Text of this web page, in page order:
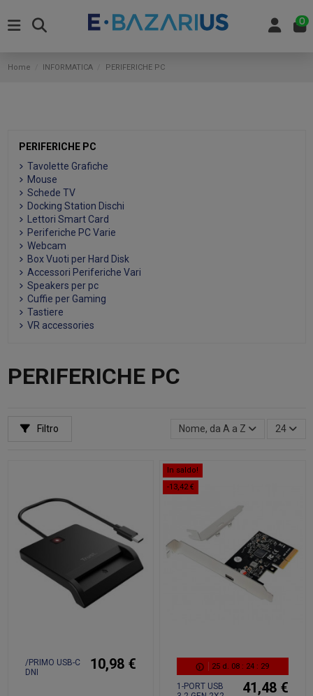
0
Home INFORMATICA PERIFERICHE PC
PERIFERICHE PC
Filtro Nome, da A a Z 24
/PRIMO USB-C
DNI
10,98 €
In saldo!
-13,42 €
25d. 08: 24: 28
1-PORT USB
41,48 €
PERIFERICHE PC
Tavolette Grafiche
Mouse
Schede TV
Docking Station Dischi
Lettori Smart Card
Periferiche PC Varie
Webcam
Box Vuoti per Hard Disk
Accessori Periferiche Vari
Speakers per pc
Cuffie per Gaming
Tastiere
VR accessories